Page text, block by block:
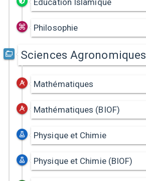
Education Islamique
Philosophie
Sciences Agronomiques
Mathématiques
Mathématiques (BIOF)
Physique et Chimie
Physique et Chimie (BIOF)